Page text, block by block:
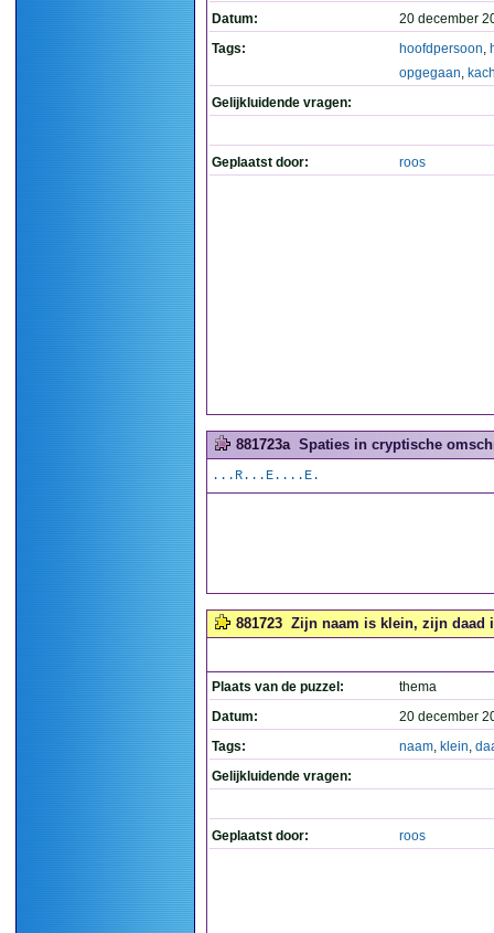
Datum:
20 december
Tags:
hoofdpersoon,
opgegaan,
Gelijkluidende vragen:
Geplaatst door: roos
881723a Spaties in cryptische
...R...E....E.
881723 Zijn naam is klein, zijn daad
Plaats van de puzzel:
thema
Datum:
20 december
Tags:
naam, klein,
Gelijkluidende vragen:
Geplaatst door: roos